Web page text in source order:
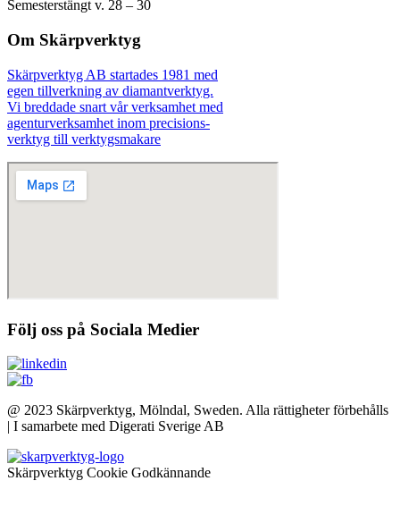
Semesterstängt v. 28 – 30
Om Skärpverktyg
Skärpverktyg AB startades 1981 med
egen tillverkning av diamantverktyg.
Vi breddade snart vår verksamhet med
agenturverksamhet inom precisions-
verktyg till verktygsmakare
Följ oss på Sociala Medier
@ 2023 Skärpverktyg, Mölndal, Sweden. Alla rättigheter förbehålls
| I samarbete med Digerati Sverige AB
Skärpverktyg Cookie Godkännande